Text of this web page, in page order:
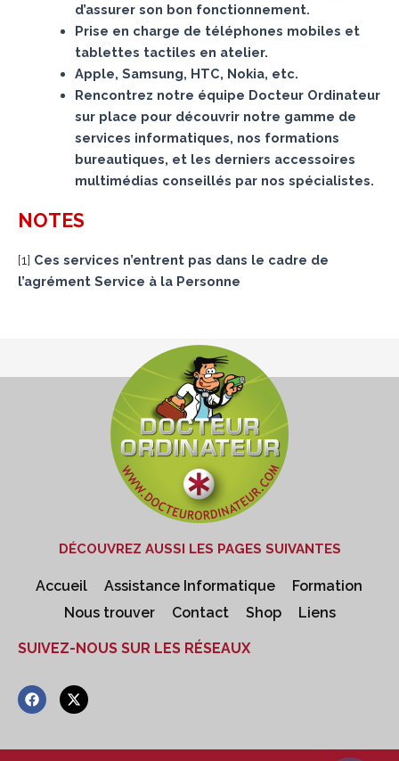
d’assurer son bon fonctionnement.
Prise en charge de téléphones mobiles et
tablettes tactiles en atelier.
Apple, Samsung, HTC, Nokia, etc.
Rencontrez notre équipe Docteur Ordinateur
sur place pour découvrir notre gamme de
services informatiques, nos formations
bureautiques, et les derniers accessoires
multimédias conseillés par nos spécialistes.
NOTES
[1] Ces services n’entrent pas dans le cadre de
l’agrément Service à la Personne
DÉCOUVREZ AUSSI LES PAGES SUIVANTES
Accueil Assistance Informatique
Formation
Nous trouver
Contact Shop Liens
SUIVEZ-NOUS SUR LES RÉSEAUX
F
a
b
X
-
i